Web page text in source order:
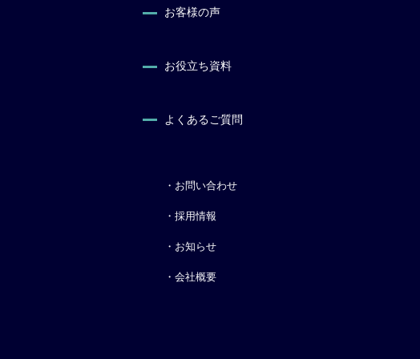
お客様の声
お役立ち資料
よくあるご質問
・お問い合わせ
・採用情報
・お知らせ
・会社概要